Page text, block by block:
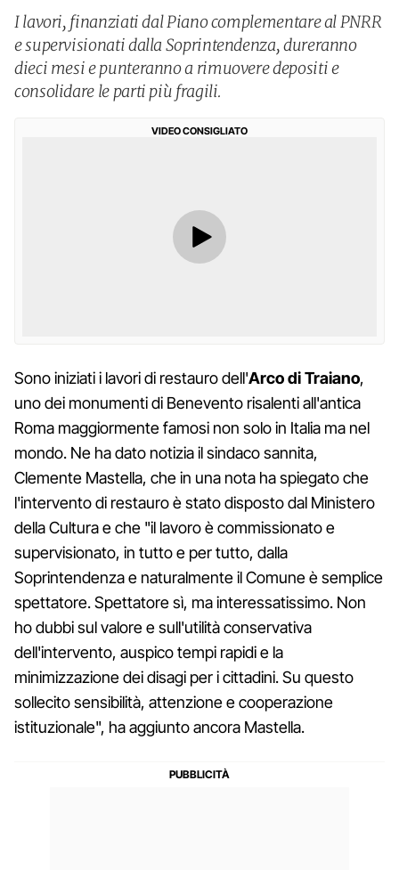
I lavori, finanziati dal Piano complementare al PNRR
e supervisionati dalla Soprintendenza, dureranno
dieci mesi e punteranno a rimuovere depositi e
consolidare le parti più fragili.
VIDEO CONSIGLIATO
Sono iniziati i lavori di restauro dell'Arco di Traiano,
uno dei monumenti di Benevento risalenti all'antica
Roma maggiormente famosi non solo in Italia ma nel
mondo. Ne ha dato notizia il sindaco sannita,
Clemente Mastella, che in una nota ha spiegato che
l'intervento di restauro è stato disposto dal Ministero
della Cultura e che "il lavoro è commissionato e
supervisionato, in tutto e per tutto, dalla
Soprintendenza e naturalmente il Comune è semplice
spettatore. Spettatore sì, ma interessatissimo. Non
ho dubbi sul valore e sull'utilità conservativa
dell'intervento, auspico tempi rapidi e la
minimizzazione dei disagi per i cittadini. Su questo
sollecito sensibilità, attenzione e cooperazione
istituzionale", ha aggiunto ancora Mastella.